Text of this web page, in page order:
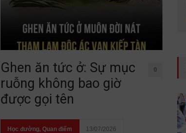
Ghen ăn tức ở: Sự mục
ruỗng không bao giờ
được gọi tên
0
Học đường, Quan điểm 13/07/2026